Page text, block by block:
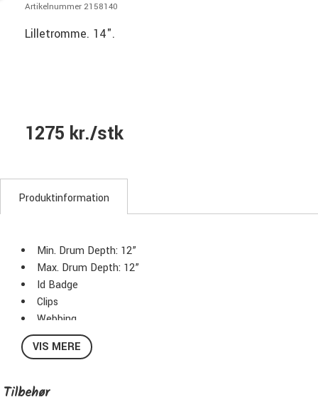
Artikelnummer 2158140
Lilletromme. 14".
1275 kr./stk
Produktinformation
Min. Drum Depth: 12”
Max. Drum Depth: 12”
Id Badge
Clips
Webbing
Belt Ends
Carry Handle
Foam Pads Protection
VIS MERE
Tilbehør